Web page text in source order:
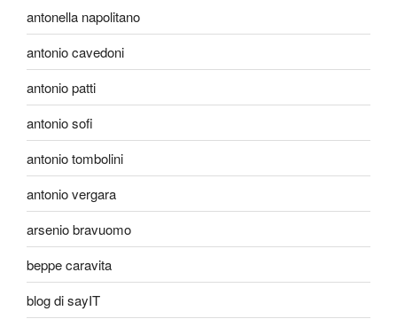
antonella napolitano
antonio cavedoni
antonio patti
antonio sofi
antonio tombolini
antonio vergara
arsenio bravuomo
beppe caravita
blog di sayIT